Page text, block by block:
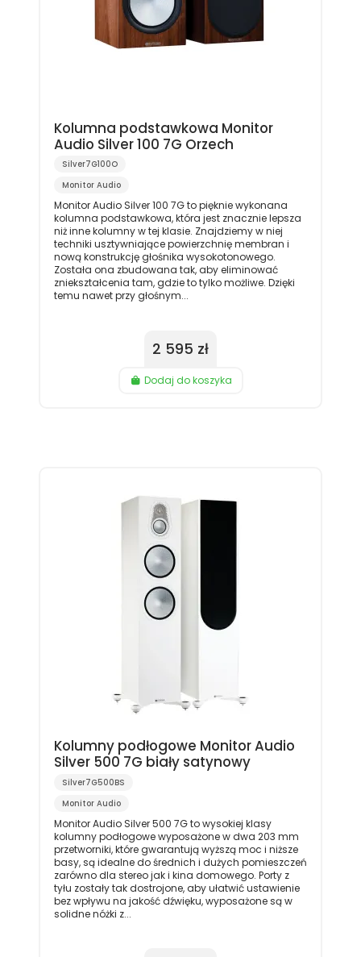
Kolumna podstawkowa Monitor
Audio Silver 100 7G Orzech
Silver7G100O
Monitor Audio
Monitor Audio Silver 100 7G to pięknie wykonana
kolumna podstawkowa, która jest znacznie lepsza
niż inne kolumny w tej klasie. Znajdziemy w niej
techniki usztywniające powierzchnię membran i
nową konstrukcję głośnika wysokotonowego.
Została ona zbudowana tak, aby eliminować
zniekształcenia tam, gdzie to tylko możliwe. Dzięki
temu nawet przy głośnym...
2 595 zł
Dodaj do koszyka
Kolumny podłogowe Monitor Audio
Silver 500 7G biały satynowy
Silver7G500BS
Monitor Audio
Monitor Audio Silver 500 7G to wysokiej klasy
kolumny podłogowe wyposażone w dwa 203 mm
przetworniki, które gwarantują wyższą moc i niższe
basy, są idealne do średnich i dużych pomieszczeń
zarówno dla stereo jak i kina domowego. Porty z
tyłu zostały tak dostrojone, aby ułatwić ustawienie
bez wpływu na jakość dźwięku, wyposażone są w
solidne nóżki z...